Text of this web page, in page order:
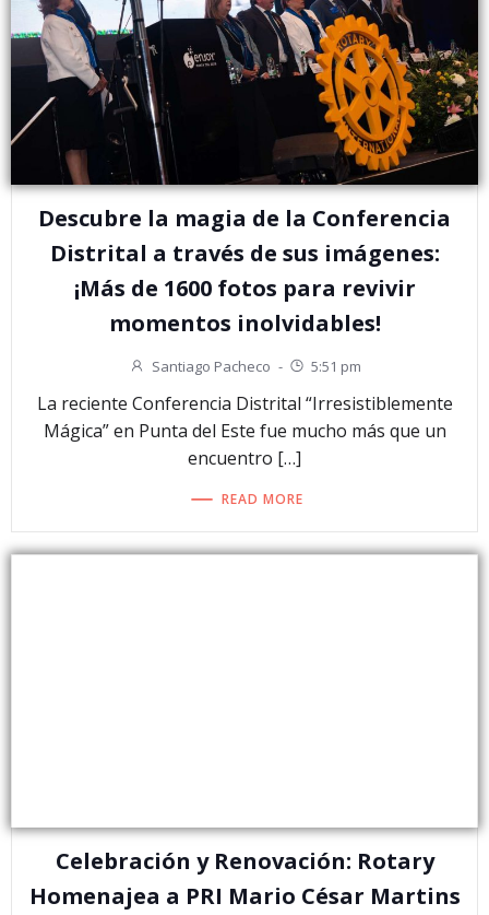
Descubre la magia de la Conferencia
Distrital a través de sus imágenes:
¡Más de 1600 fotos para revivir
momentos inolvidables!
Santiago Pacheco - 5:51 pm
La reciente Conferencia Distrital “Irresistiblemente
Mágica” en Punta del Este fue mucho más que un
encuentro […]
READ MORE
Celebración y Renovación: Rotary
Homenajea a PRI Mario César Martins